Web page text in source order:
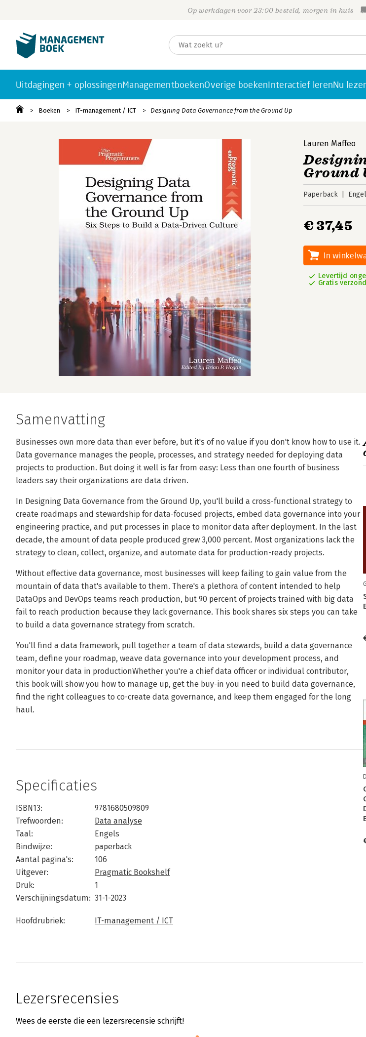
Op werkdagen voor 23:00 besteld, morgen in huis
Uitdagingen + oplossingenManagementboekenOverige boekenInteractief lerenNu
Boeken IT-management / ICT Designing Data Governance from the Ground Up
Lauren Maffeo
Ground
Paperback
€ 37,45
In
Levertijd
Gratis
Samenvatting
Businesses own more data than ever before, but it's of no value if you don't know how to use it.
Data governance manages the people, processes, and strategy needed for deploying data
projects to production. But doing it well is far from easy: Less than one fourth of business
leaders say their organizations are data driven.
In Designing Data Governance from the Ground Up, you'll build a cross-functional strategy to
create roadmaps and stewardship for data-focused projects, embed data governance into your
engineering practice, and put processes in place to monitor data after deployment. In the last
decade, the amount of data people produced grew 3,000 percent. Most organizations lack the
strategy to clean, collect, organize, and automate data for production-ready projects.
Without effective data governance, most businesses will keep failing to gain value from the
mountain of data that's available to them. There's a plethora of content intended to help
DataOps and DevOps teams reach production, but 90 percent of projects trained with big data
fail to reach production because they lack governance. This book shares six steps you can take
to build a data governance strategy from scratch.
You'll find a data framework, pull together a team of data stewards, build a data governance
team, define your roadmap, weave data governance into your development process, and
monitor your data in productionWhether you're a chief data officer or individual contributor,
this book will show you how to manage up, get the buy-in you need to build data governance,
find the right colleagues to co-create data governance, and keep them engaged for the long
haul.
Specificaties
ISBN13:
9781680509809
Trefwoorden:
Data analyse
Taal:
Engels
Bindwijze:
paperback
Aantal pagina's:
106
Uitgever:
Pragmatic Bookshelf
Druk:
1
Verschijningsdatum: 31-1-2023
Hoofdrubriek: IT-management / ICT
Lezersrecensies
Wees de eerste die een lezersrecensie schrijft!